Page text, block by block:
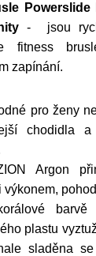
Powerslide
- jsou
fitness
zapínání.
pro ženy
chodidla a
Argon
výkonem,
plastu
sladěna